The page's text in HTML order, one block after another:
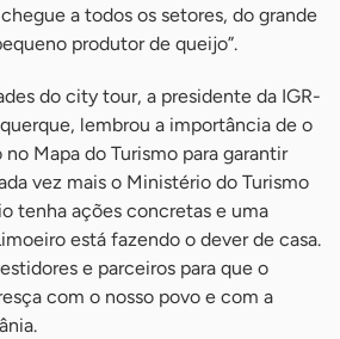
a todos os setores, do grande
produtor de queijo”.
do city tour, a presidente da IGR-
lembrou a importância de o
Mapa do Turismo para garantir
vez mais o Ministério do Turismo
tenha ações concretas e uma
está fazendo o dever de casa.
e parceiros para que o
com o nosso povo e com a